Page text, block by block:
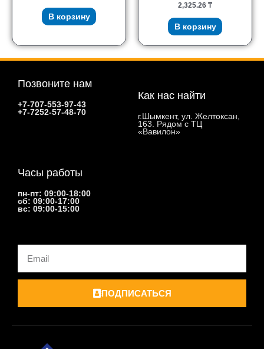
В корзину
2,325.26 ₸
В корзину
Позвоните нам
+7-707-553-97-43
+7-7252-57-48-70
Как нас найти
г.Шымкент, ул. Желтоксан,
163. Рядом с ТЦ
«Вавилон»
Часы работы
пн-пт: 09:00-18:00
сб: 09:00-17:00
вс: 09:00-15:00
Email
ПОДПИСАТЬСЯ